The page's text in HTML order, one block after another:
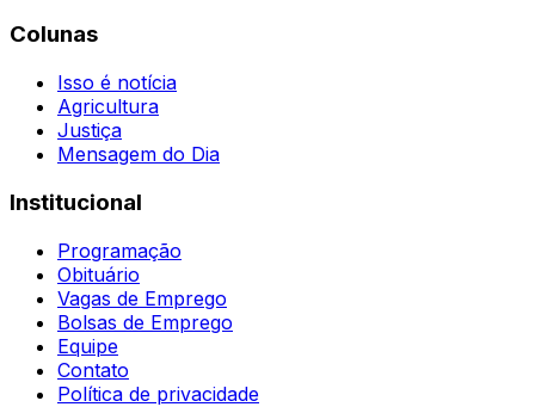
Colunas
Isso é notícia
Agricultura
Justiça
Mensagem do Dia
Institucional
Programação
Obituário
Vagas de Emprego
Bolsas de Emprego
Equipe
Contato
Política de privacidade